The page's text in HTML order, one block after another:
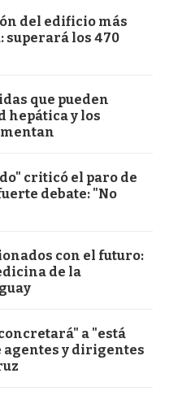
del edificio más
superará los 470
que pueden
hepática y los
criticó el paro de
debate: "No
con el futuro:
de la
a "está
y dirigentes